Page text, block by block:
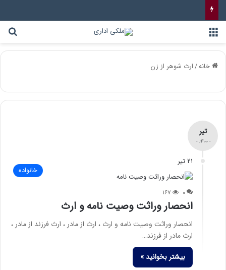
خانه/ارث شوهر از زن
تیر
- ۱۴۰۰ -
۲۱ تیر
خانواده
۰ ۱۶۷
انحصار وراثت وصیت نامه و ارث
انحصار وراثت وصیت نامه و ارث ، ارث از مادر ، ارث فرزند از مادر ،
ارث مادر از فرزند…
بیشتر بخوانید »